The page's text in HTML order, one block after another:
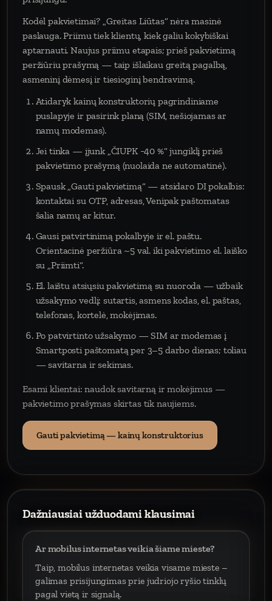
Kodėl pakvietimai? „Greitas Liūtas“ nėra masinė
paslauga. Priimu tiek klientų, kiek galiu kokybiškai
aptarnauti. Naujus priimu etapais; prieš pakvietimą
peržiūriu prašymą — taip išlaikau greitą pagalbą,
asmeninį dėmesį ir tiesioginį bendravimą.
Atidaryk kainų konstruktorių pagrindiniame
puslapyje ir pasirink planą (SIM, nešiojamas ar
namų modemas).
Jei tinka — įjunk „ČIUPK −40 %“ jungiklį prieš
pakvietimo prašymą (nuolaida ne automatinė).
Spausk „Gauti pakvietimą“ — atsidaro DI pokalbis:
kontaktai su OTP, adresas, Venipak paštomatas
šalia namų ar kitur.
Gausi patvirtinimą pokalbyje ir el. paštu.
Orientacinė peržiūra ~5 val. iki pakvietimo el. laiško
su „Priimti“.
El. laištu atsiųsiu pakvietimą su nuoroda — užbaik
užsakymo vedlį: sutartis, asmens kodas, el. paštas,
telefonas, kortelė, mokėjimas.
Po patvirtinto užsakymo — SIM ar modemas į
Smartposti paštomatą per 3–5 darbo dienas; toliau
— savitarna ir sekimas.
Esami klientai: naudok savitarną ir mokėjimus —
pakvietimo prašymas skirtas tik naujiems.
Gauti pakvietimą — kainų konstruktorius
Dažniausiai užduodami klausimai
Ar mobilus internetas veikia šiame mieste?
Taip, mobilus internetas veikia visame mieste –
galimas prisijungimas prie judriojo ryšio tinklų
pagal vietą ir signalą.